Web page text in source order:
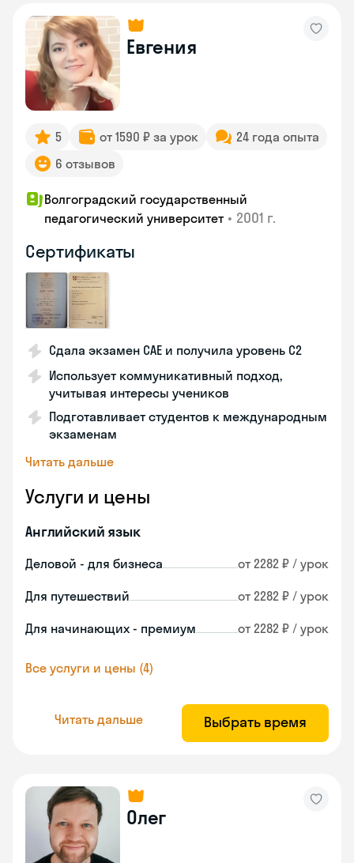
Евгения
5 от 1590 ₽ за урок
24 года опыта
6 отзывов
Волгоградский государственный
педагогический университет • 2001 г.
Сертификаты
Сдала экзамен CAE и получила уровень С2
Использует коммуникативный подход,
учитывая интересы учеников
Подготавливает студентов к международным
экзаменам
Читать дальше
Услуги и цены
Английский язык
Деловой - для бизнеса от 2282 ₽ / урок
Для путешествий от 2282 ₽ / урок
Для начинающих - премиум от 2282 ₽ / урок
Все услуги и цены (4)
Читать дальше Выбрать время
Олег